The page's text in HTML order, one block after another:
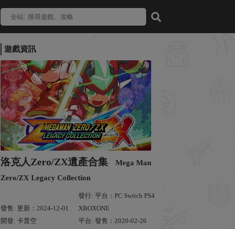
遊戲資訊
洛克人Zero/ZX遺產合集
Mega Man
Zero/ZX Legacy Collection
發售: 更新：2024-12-01
發行: 平台：PC Switch PS4
XBOXONE
開發: 卡普空
平台: 發售：2020-02-26